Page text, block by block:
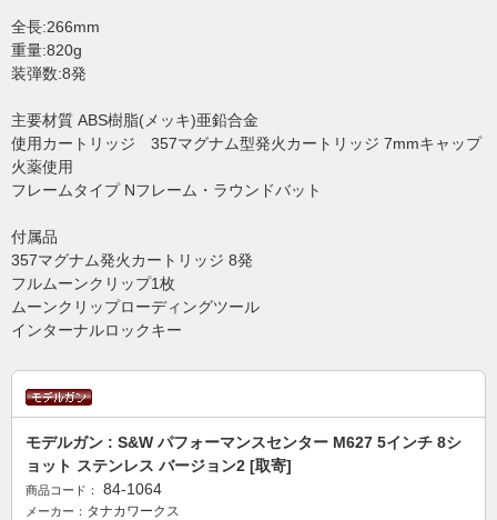
全長:266mm
重量:820g
装弾数:8発
主要材質 ABS樹脂(メッキ)亜鉛合金
使用カートリッジ 357マグナム型発火カートリッジ 7mmキャップ
火薬使用
フレームタイプ Nフレーム・ラウンドバット
付属品
357マグナム発火カートリッジ 8発
フルムーンクリップ1枚
ムーンクリップローディングツール
インターナルロックキー
モデルガン : S&W パフォーマンスセンター M627 5インチ 8シ
ョット ステンレス バージョン2 [取寄]
商品コード： 84-1064
メーカー： タナカワークス